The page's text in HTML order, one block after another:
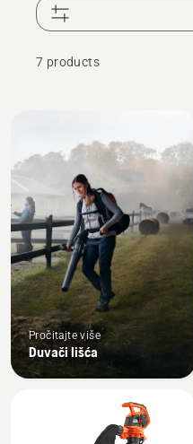
ručno ili leđno nošenje.
7 products
products
Pročitajte više
Duvači lišća